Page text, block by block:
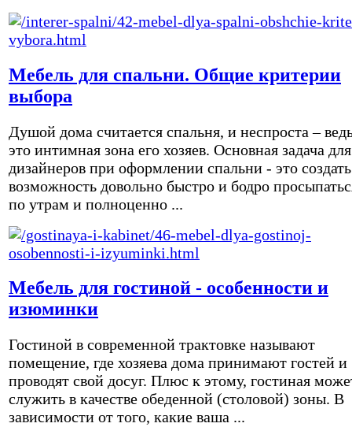
Мебель для спальни. Общие критерии
выбора
Душой дома считается спальня, и неспроста –
это интимная зона его хозяев. Основная задача для
дизайнеров при оформлении спальни - это создать
возможность довольно быстро и бодро
по утрам и полноценно ...
Мебель для гостиной - особенности и
изюминки
Гостиной в современной трактовке называют
помещение, где хозяева дома принимают гостей и
проводят свой досуг. Плюс к этому, гостиная
служить в качестве обеденной (столовой) зоны. В
зависимости от того, какие ваша ...